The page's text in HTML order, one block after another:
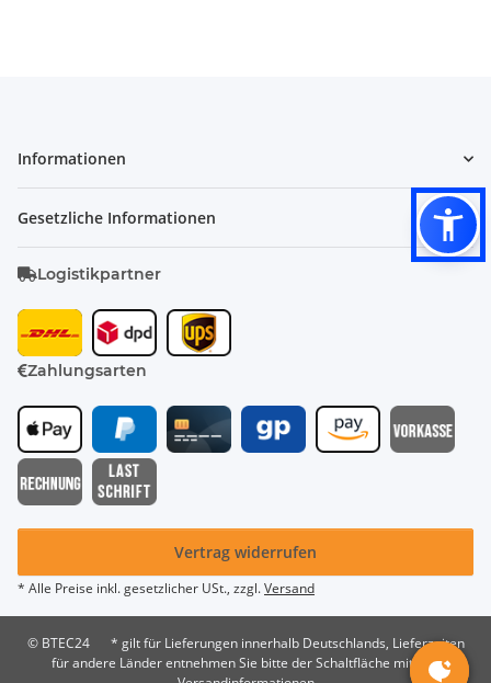
Informationen
Gesetzliche Informationen
Logistikpartner
Zahlungsarten
Vertrag widerrufen
* Alle Preise inkl. gesetzlicher USt., zzgl.Versand
© BTEC24
* gilt für Lieferungen innerhalb Deutschlands, Lieferzeiten
für andere Länder entnehmen Sie bitte der Schaltfläche mit den